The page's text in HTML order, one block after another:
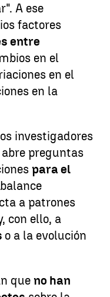
A ese
factores
entre
en el
en el
en la
investigadores
preguntas
para el
a patrones
con ello, a
o a la evolución
que no han